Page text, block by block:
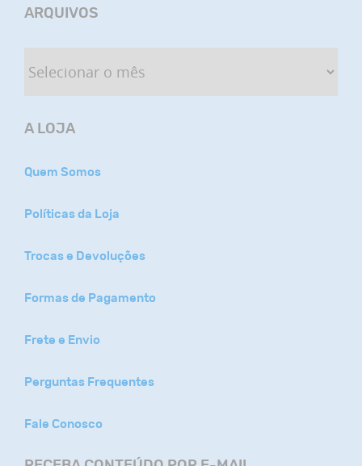
ARQUIVOS
A LOJA
Quem Somos
Políticas da Loja
Trocas e Devoluções
Formas de Pagamento
Frete e Envio
Perguntas Frequentes
Fale Conosco